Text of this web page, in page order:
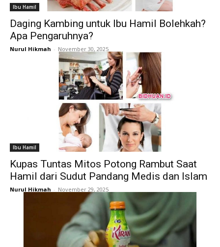
Ibu Hamil
Daging Kambing untuk Ibu Hamil Bolehkah?
Apa Pengaruhnya?
Nurul Hikmah - November 30, 2025
Ibu Hamil
Kupas Tuntas Mitos Potong Rambut Saat
Hamil dari Sudut Pandang Medis dan Islam
Nurul Hikmah - November 29, 2025